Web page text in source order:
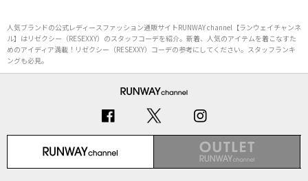
人気ブランドの公式レディースファッション通販サイトRUNWAY channel【ランウェイチャンネ
ル】はリゼクシー（RESEXXY）のスタッフコーデを紹介。新着、人気のアイテムを着こなすた
めのアイディア満載！リゼクシー（RESEXXY）コーデの参考にしてください。スタッフランキ
ングも必見。